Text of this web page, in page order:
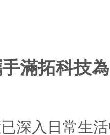
滿拓科技
深入日常生